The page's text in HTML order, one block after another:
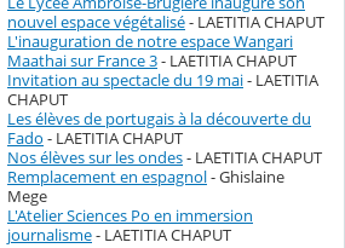
nouvel espace végétalisé- LAETITIA CHAPUT
L'inauguration de notre espace Wangari
Maathai sur France 3- LAETITIA CHAPUT
Invitation au spectacle du 19 mai- LAETITIA
CHAPUT
Les élèves de portugais à la découverte du
Fado - LAETITIA CHAPUT
Nos élèves sur les ondes- LAETITIA CHAPUT
Remplacement en espagnol- Ghislaine
Mege
L'Atelier Sciences Po en immersion
journalisme- LAETITIA CHAPUT